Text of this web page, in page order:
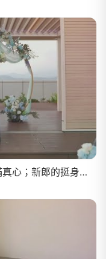
《台北婚禮錄影》新娘的小抄，寫滿真心；新郎的挺身，證明真愛/SDE快剪快播